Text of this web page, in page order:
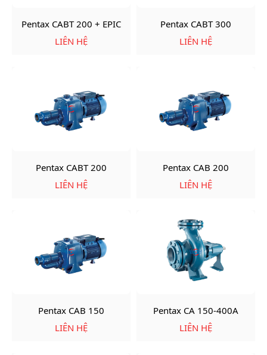
Pentax CABT 200 + EPIC
LIÊN HỆ
Pentax CABT 300
LIÊN HỆ
Pentax CABT 200
LIÊN HỆ
Pentax CAB 200
LIÊN HỆ
Pentax CAB 150
LIÊN HỆ
Pentax CA 150-400A
LIÊN HỆ